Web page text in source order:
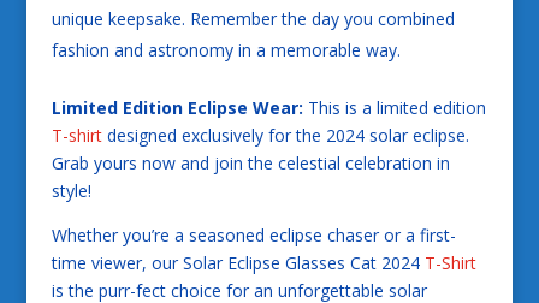
unique keepsake. Remember the day you combined
fashion and astronomy in a memorable way.
Limited Edition Eclipse Wear: This is a limited edition
T-shirtdesigned exclusively for the 2024 solar eclipse.
Grab yours now and join the celestial celebration in
style!
Whether you’re a seasoned eclipse chaser or a first-
time viewer, our Solar Eclipse Glasses Cat 2024 T-Shirt
is the purr-fect choice for an unforgettable solar